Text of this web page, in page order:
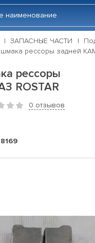
ЗАПАСНЫЕ ЧАСТИ
рессоры задней
рессоры
ROSTAR
0 отзывов